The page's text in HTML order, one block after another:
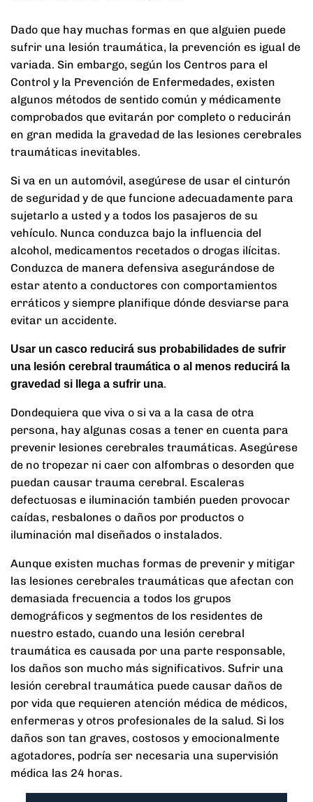
Dado que hay muchas formas en que alguien puede
sufrir una lesión traumática, la prevención es igual de
variada. Sin embargo, según los Centros para el
Control y la Prevención de Enfermedades, existen
algunos métodos de sentido común y médicamente
comprobados que evitarán por completo o reducirán
en gran medida la gravedad de las lesiones cerebrales
traumáticas inevitables.
Si va en un automóvil, asegúrese de usar el cinturón
de seguridad y de que funcione adecuadamente para
sujetarlo a usted y a todos los pasajeros de su
vehículo. Nunca conduzca bajo la influencia del
alcohol, medicamentos recetados o drogas ilícitas.
Conduzca de manera defensiva asegurándose de
estar atento a conductores con comportamientos
erráticos y siempre planifique dónde desviarse para
evitar un accidente.
Usar un casco reducirá sus probabilidades de sufrir
una lesión cerebral traumática o al menos reducirá la
gravedad si llega a sufrir una.
Dondequiera que viva o si va a la casa de otra
persona, hay algunas cosas a tener en cuenta para
prevenir lesiones cerebrales traumáticas. Asegúrese
de no tropezar ni caer con alfombras o desorden que
puedan causar trauma cerebral. Escaleras
defectuosas e iluminación también pueden provocar
caídas, resbalones o daños por productos o
iluminación mal diseñados o instalados.
Aunque existen muchas formas de prevenir y mitigar
las lesiones cerebrales traumáticas que afectan con
demasiada frecuencia a todos los grupos
demográficos y segmentos de los residentes de
nuestro estado, cuando una lesión cerebral
traumática es causada por una parte responsable,
los daños son mucho más significativos. Sufrir una
lesión cerebral traumática puede causar daños de
por vida que requieren atención médica de médicos,
enfermeras y otros profesionales de la salud. Si los
daños son tan graves, costosos y emocionalmente
agotadores, podría ser necesaria una supervisión
médica las 24 horas.